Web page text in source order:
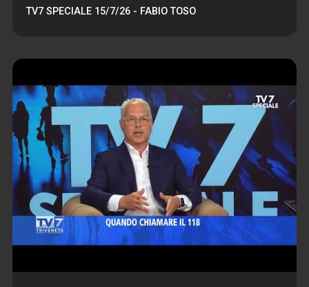
TV7 SPECIALE 15/7/26 - FABIO TOSO